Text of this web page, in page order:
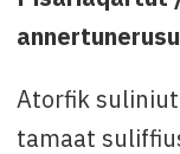
Atorfik
tamaat